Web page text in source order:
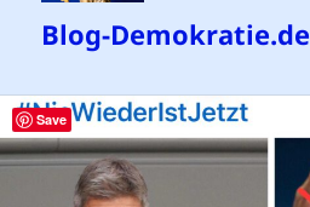
Blog-Demokratie.de
Save